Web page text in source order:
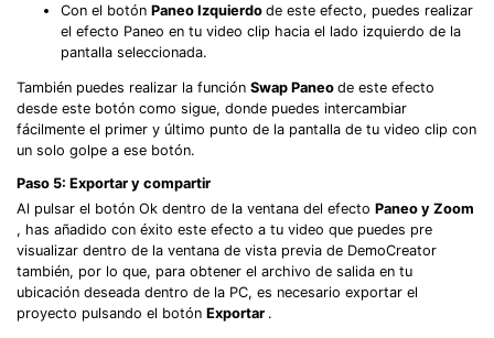
Con el botón Paneo Izquierdo de este efecto, puedes realizar
el efecto Paneo en tu video clip hacia el lado izquierdo de la
pantalla seleccionada.
También puedes realizar la función Swap Paneo de este efecto
desde este botón como sigue, donde puedes intercambiar
fácilmente el primer y último punto de la pantalla de tu video clip con
un solo golpe a ese botón.
Paso 5: Exportar y compartir
Al pulsar el botón Ok dentro de la ventana del efecto Paneo y Zoom
, has añadido con éxito este efecto a tu video que puedes pre
visualizar dentro de la ventana de vista previa de DemoCreator
también, por lo que, para obtener el archivo de salida en tu
ubicación deseada dentro de la PC, es necesario exportar el
proyecto pulsando el botón Exportar .